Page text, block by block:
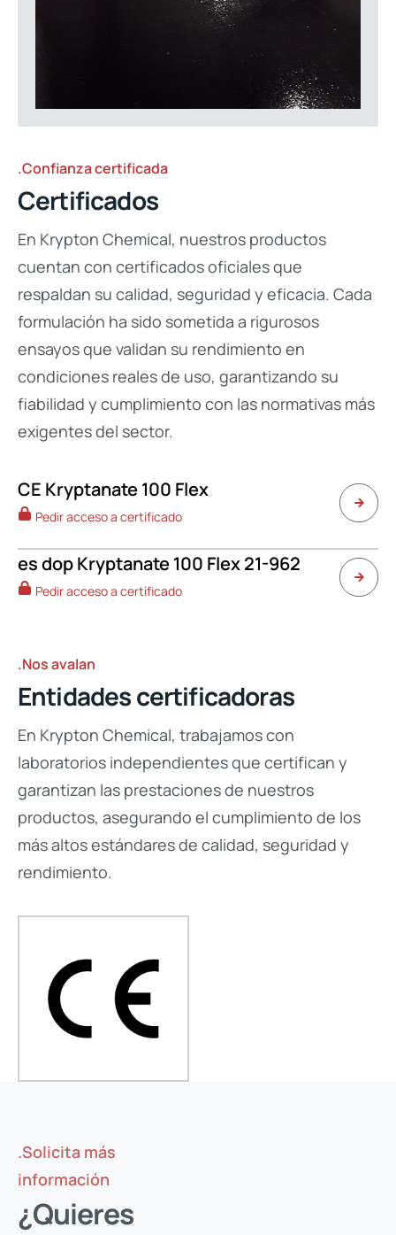
.Confianza certificada
Certificados
En Krypton Chemical, nuestros productos
cuentan con certificados oficiales que
respaldan su calidad, seguridad y eficacia. Cada
formulación ha sido sometida a rigurosos
ensayos que validan su rendimiento en
condiciones reales de uso, garantizando su
fiabilidad y cumplimiento con las normativas más
exigentes del sector.
CE Kryptanate 100 Flex
Pedir acceso a certificado
es dop Kryptanate 100 Flex 21-962
Pedir acceso a certificado
.Nos avalan
Entidades certificadoras
En Krypton Chemical, trabajamos con
laboratorios independientes que certifican y
garantizan las prestaciones de nuestros
productos, asegurando el cumplimiento de los
más altos estándares de calidad, seguridad y
rendimiento.
.Solicita más
información
¿Quieres